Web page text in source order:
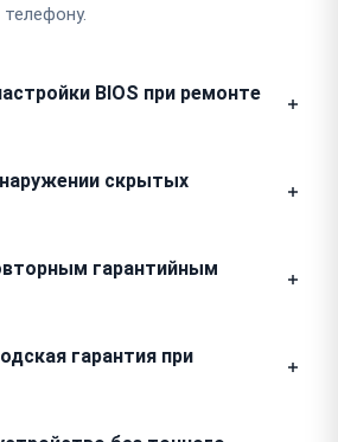
BIOS при ремонте
BIOS и прошивки
Если потребуется сброс
инженер обязательно
заранее.
скрытых
не отраженные в
будут остановлены. Мы
ремонта и не внесем
итоговый чек без вашего
гарантийным
например, повторное
или сбой питания
гарантия при